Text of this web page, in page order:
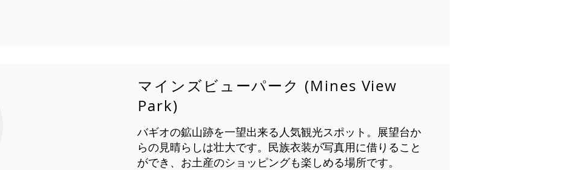
マインズビューパーク (Mines View
Park)
バギオの鉱山跡を一望出来る人気観光スポット。展望台か
らの見晴らしは壮大です。民族衣装が写真用に借りること
ができ、お土産のショッピングも楽しめる場所です。